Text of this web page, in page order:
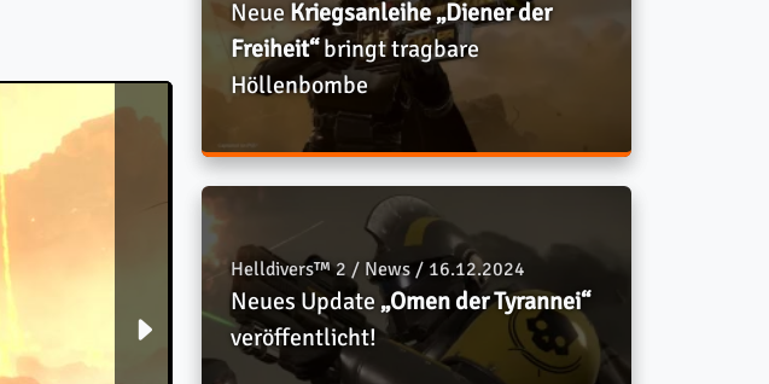
Neue Kriegsanleihe „Diener der
Freiheit“bringt tragbare
Höllenbombe
Helldivers™ 2 / News / 16.12.2024
Neues Update „Omen der Tyrannei“
veröffentlicht!